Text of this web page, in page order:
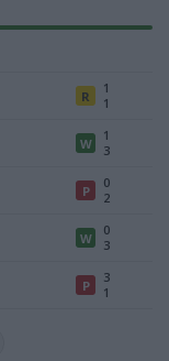
R
1
1
W
1
3
P
0
2
W
0
3
P
3
1